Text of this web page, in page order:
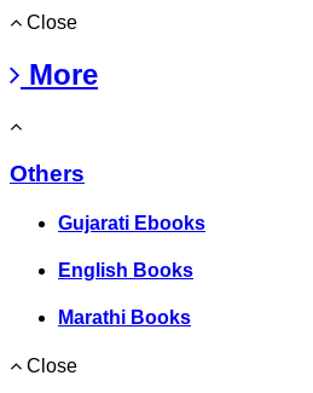
Close
More
Others
Gujarati Ebooks
English Books
Marathi Books
Close